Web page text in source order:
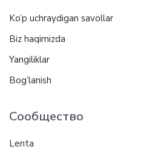
Ko’p uchraydigan savollar
Biz haqimizda
Yangiliklar
Bog’lanish
Сообщество
Lenta